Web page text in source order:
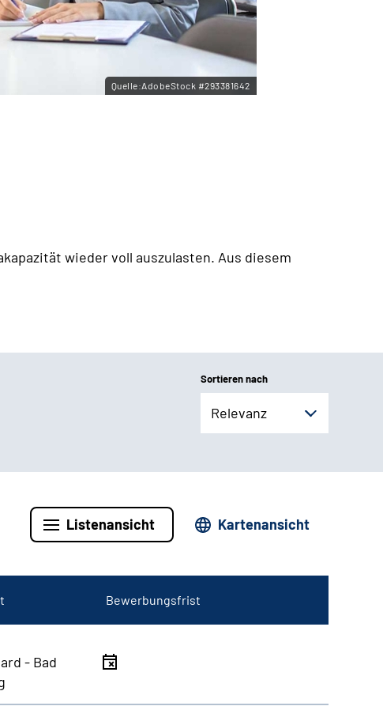
Quelle:AdobeStock #293381642
wieder voll auszulasten. Aus diesem
Sortieren nach
Relevanz
Listenansicht Kartenansicht
Bewerbungsfrist
- Bad